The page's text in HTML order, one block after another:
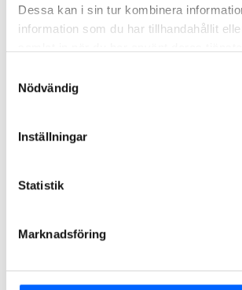
Dessa kan i sin tur kombinera
information som du har tillhandahållit
Nödvändig
Inställningar
Statistik
Marknadsföring
årstiderna
Fyll i din information så kontaktar vi dig
Företag